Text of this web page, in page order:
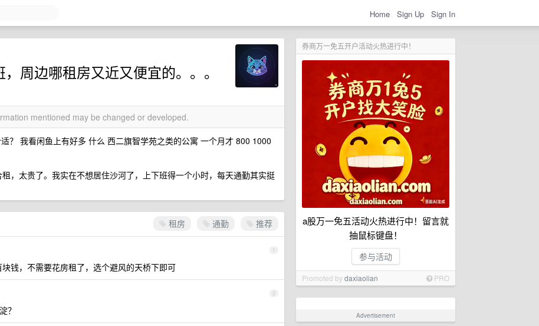
Home Sign Up Sign In
券商万一免五开户活动火热进行中！
a股万一免五活动火热进行中！留言就
抽鼠标键盘！
参与活动
Promoted bydaxiaolian PRO
Advertisement
周边哪租房又近又便宜的。。。
mentioned may be changed or developed.
？ 我看闲鱼上有好多 什么 西二旗智学苑之类的公寓 一个月才 800 1000
，太贵了。我实在不想居住沙河了，上下班得一个小时，每天通勤其实挺
租房 通勤 推荐
1
钱，不需要花房租了，选个避风的天桥下即可
2
？